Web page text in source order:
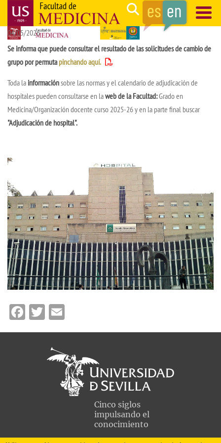
main
content
Search
Navegación
principal
04/05/2026
Se informa que puede consultar el resultado de las solicitudes de cambio de
grupo por permutapinchando aquí.
Toda la informaciónsobre las normas y el calendario de adjudicación de
hospitales pueden consultarse en laweb de la Facultad:Grado en
Medicina/Organización docente curso 2025-26 y en la parte final buscar
"Adjudicación de hospital".
Facebook
Twitter
Cinco siglos
impulsando el
conocimiento